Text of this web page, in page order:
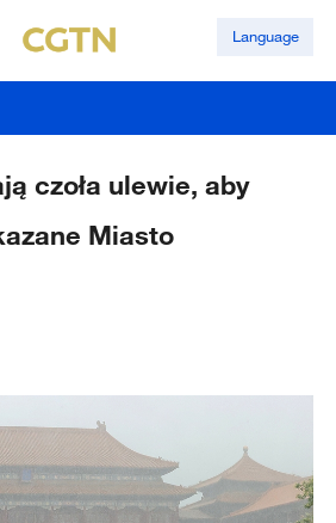
Language
czoła ulewie, aby
Miasto